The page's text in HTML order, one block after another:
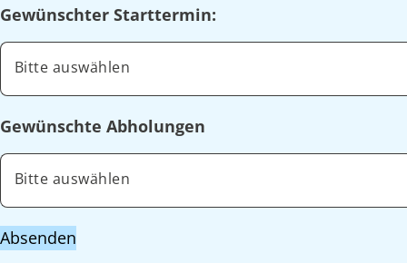
Gewünschter Starttermin:
Bitte auswählen
Gewünschte Abholungen
Bitte auswählen
Absenden